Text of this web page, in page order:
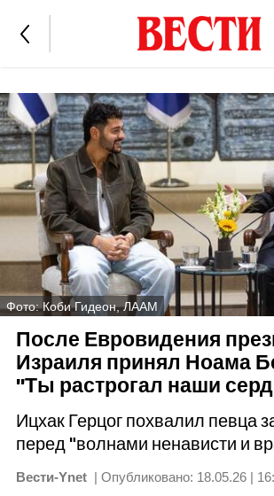
Фото: Коби Гидеон, ЛААМ
После Евровидения
Израиля принял Ноама
"Ты растрогал наши
Ицхак Герцог похвалил певца
перед "волнами ненависти и
Вести-Ynet | Опубликовано: 18.05.26 |